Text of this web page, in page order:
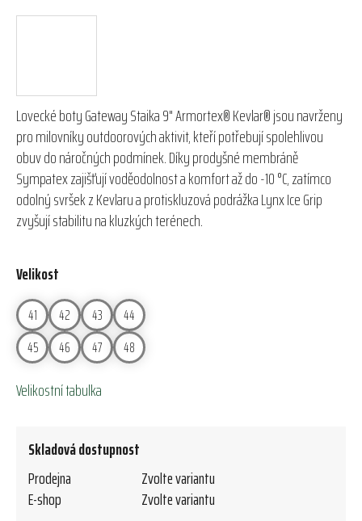
Lovecké boty Gateway Staika 9" Armortex® Kevlar® jsou navrženy
pro milovníky outdoorových aktivit, kteří potřebují spolehlivou
obuv do náročných podmínek. Díky prodyšné membráně
Sympatex zajišťují voděodolnost a komfort až do -10 °C, zatímco
odolný svršek z Kevlaru a protiskluzová podrážka Lynx Ice Grip
zvyšují stabilitu na kluzkých terénech.
Velikost
41 42 43
44
45
46 47 48
Velikostní tabulka
Skladová dostupnost
Prodejna
Zvolte variantu
E-shop
Zvolte variantu